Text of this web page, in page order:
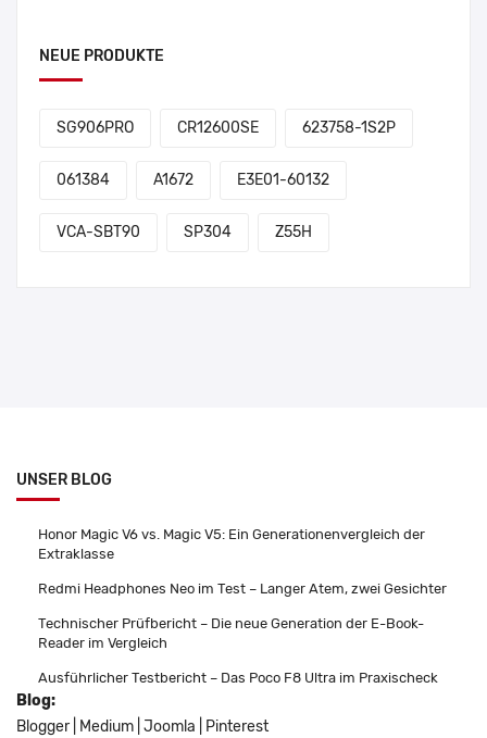
NEUE PRODUKTE
SG906PRO CR12600SE 623758-1S2P
061384 A1672 E3E01-60132
VCA-SBT90 SP304 Z55H
UNSER BLOG
Honor Magic V6 vs. Magic V5: Ein Generationenvergleich der
Extraklasse
Redmi Headphones Neo im Test – Langer Atem, zwei Gesichter
Technischer Prüfbericht – Die neue Generation der E-Book-
Reader im Vergleich
Ausführlicher Testbericht – Das Poco F8 Ultra im Praxischeck
Blog:
Blogger
Medium Joomla Pinterest